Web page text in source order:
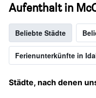
Aufenthalt in
Beliebte Städte
Ferienunterkünfte in
Städte, nach denen